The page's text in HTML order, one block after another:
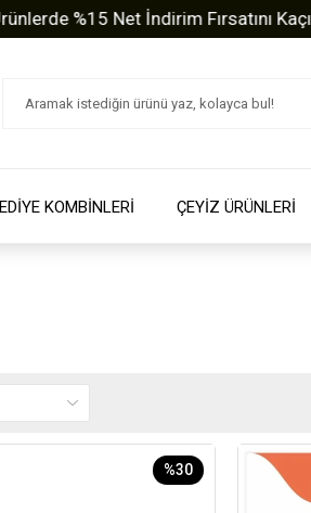
%15 Net İndirim Fırsatını
KOMBİNLERİ ÇEYİZ ÜRÜNLERİ
%30